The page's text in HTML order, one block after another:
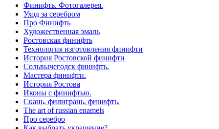
Финифть. Фотогалерея.
Уход за серебром
Про Финифть
Художественная эмаль
Ростовская финифть
Технология изготовления финифти
История Ростовской финифти
Сольвычегодск финифть.
Мастера финифти.
История Ростова
Иконы с финифтью.
Скань, филигрань, финифть.
The art of russian enamels
Про серебро